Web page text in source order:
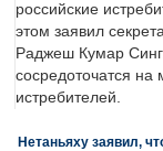
российские
этом заявил
Раджеш Кумар
сосредоточатся
истребителей.
Нетаньяху заявил,